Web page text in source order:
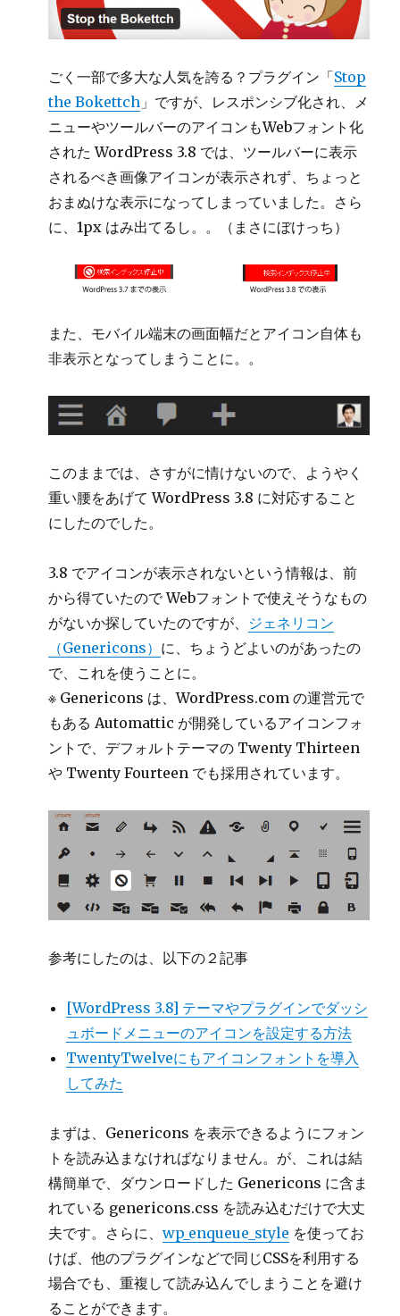
な
い
う
に
す
る
に
ごく一部で多大な人気を誇る？プラグイン「Stop
the Bokettch 」ですが、レスポンシブ化され、メ
ニューやツールバーのアイコンもWebフォント化
された WordPress 3.8 では、ツールバーに表示
されるべき画像アイコンが表示されず、ちょっと
おまぬけな表示になってしまっていました。さら
に、1px はみ出てるし。。（まさにぼけっち）
また、モバイル端末の画面幅だとアイコン自体も
非表示となってしまうことに。。
このままでは、さすがに情けないので、ようやく
重い腰をあげて WordPress 3.8 に対応すること
にしたのでした。
3.8 でアイコンが表示されないという情報は、前
から得ていたので Webフォントで使えそうなもの
がないか探していたのですが、 ジェネリコン
（Genericons） に、ちょうどよいのがあったの
で、これを使うことに。
※ Genericons は、WordPress.com の運営元で
もある Automattic が開発しているアイコンフォ
ントで、デフォルトテーマの Twenty Thirteen
や Twenty Fourteen でも採用されています。
参考にしたのは、以下の２記事
[WordPress 3.8] テーマやプラグインでダッシ
ュボードメニューのアイコンを設定する方法
TwentyTwelveにもアイコンフォントを導入
してみた
まずは、Genericons を表示できるようにフォン
トを読み込まなければなりません。が、これは結
構簡単で、ダウンロードした Genericons に含ま
れている genericons.css を読み込むだけで大丈
夫です。さらに、wp_enqueue_style を使ってお
けば、他のプラグインなどで同じCSSを利用する
場合でも、重複して読み込んでしまうことを避け
ることができます。